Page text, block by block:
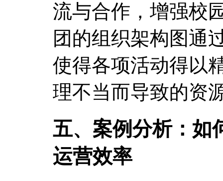
流与合作，增强校
团的组织架构图通
使得各项活动得以
理不当而导致的资
五、案例分析：如
运营效率